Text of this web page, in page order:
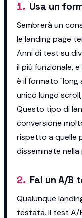
1. Usa un
Sembrerà un
le landing page
Anni di test su
il più funzionale,
è il formato
unico lungo
Questo tipo di
conversione
rispetto a quelle
disseminate nella
2. Fai un A/B
Qualunque
testata. Il test A/